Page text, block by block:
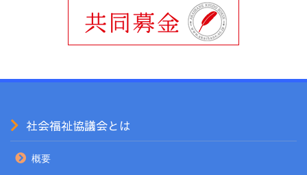
社会福祉協議会とは
概要